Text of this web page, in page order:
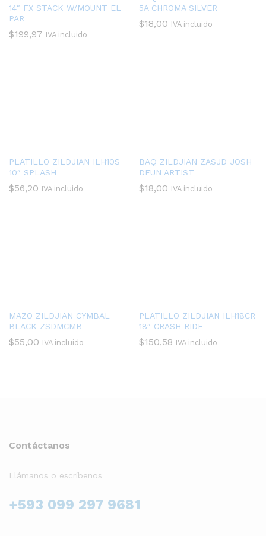
14″ FX STACK W/MOUNT EL
PAR
$199,97 IVA incluido
5A CHROMA SILVER
$18,00 IVA incluido
PLATILLO ZILDJIAN ILH10S
10″ SPLASH
$56,20 IVA incluido
BAQ ZILDJIAN ZASJD JOSH
DEUN ARTIST
$18,00 IVA incluido
MAZO ZILDJIAN CYMBAL
BLACK ZSDMCMB
$55,00 IVA incluido
PLATILLO ZILDJIAN ILH18CR
18″ CRASH RIDE
$150,58 IVA incluido
Contáctanos
Llámanos o escríbenos
+593 099 297 9681